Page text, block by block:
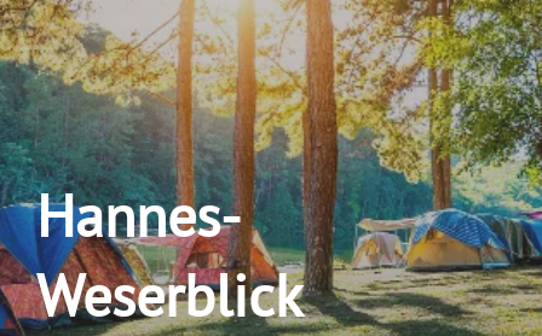
Hannes-
Weserblick